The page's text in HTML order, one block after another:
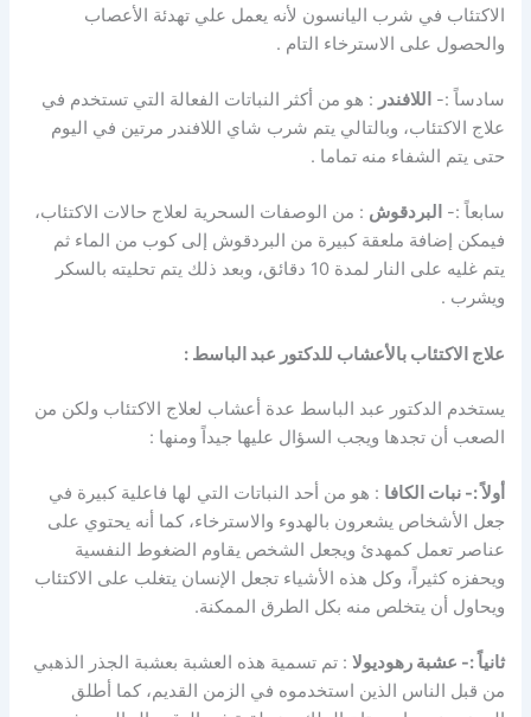
الاكتئاب في شرب اليانسون لأنه يعمل علي تهدئة الأعصاب
والحصول على الاسترخاء التام .
سادساً :- اللافندر : هو من أكثر النباتات الفعالة التي تستخدم في
علاج الاكتئاب، وبالتالي يتم شرب شاي اللافندر مرتين في اليوم
حتى يتم الشفاء منه تماما .
سابعاً :- البردقوش : من الوصفات السحرية لعلاج حالات الاكتئاب،
فيمكن إضافة ملعقة كبيرة من البردقوش إلى كوب من الماء ثم
يتم غليه على النار لمدة 10 دقائق، وبعد ذلك يتم تحليته بالسكر
ويشرب .
علاج الاكتئاب بالأعشاب للدكتور عبد الباسط :
يستخدم الدكتور عبد الباسط عدة أعشاب لعلاج الاكتئاب ولكن من
الصعب أن تجدها ويجب السؤال عليها جيداً ومنها :
أولاً :- نبات الكافا : هو من أحد النباتات التي لها فاعلية كبيرة في
جعل الأشخاص يشعرون بالهدوء والاسترخاء، كما أنه يحتوي على
عناصر تعمل كمهدئ ويجعل الشخص يقاوم الضغوط النفسية
ويحفزه كثيراً، وكل هذه الأشياء تجعل الإنسان يتغلب على الاكتئاب
ويحاول أن يتخلص منه بكل الطرق الممكنة.
ثانياً :- عشبة رهوديولا : تم تسمية هذه العشبة بعشبة الجذر الذهبي
من قبل الناس الذين استخدموه في الزمن القديم، كما أطلق